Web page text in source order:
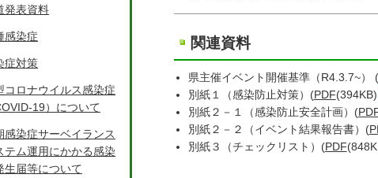
関連資料
県主催イベント開催基準（R4.3.7~） (
別紙１（感染防止対策）(PDF(394KB)
別紙２－１（感染防止安全計画）(
別紙２－２（イベント結果報告書）(
別紙３（チェックリスト）(PDF
発表資料
感染症
症対策
コロナウイルス感染症
19）について
感染症サーベイランス
テム運用にかかる感染
生届等について